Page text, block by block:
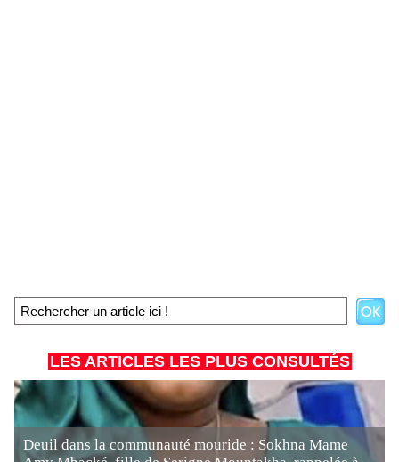
LES ARTICLES LES PLUS CONSULTÉS
Deuil dans la communauté mouride : Sokhna Mame